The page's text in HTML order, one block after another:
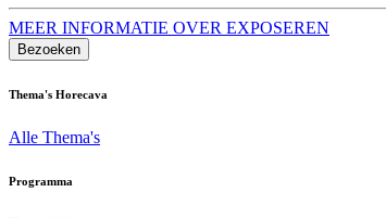
MEER INFORMATIE OVER EXPOSEREN
Bezoeken
Thema's Horecava
Alle Thema's
Programma